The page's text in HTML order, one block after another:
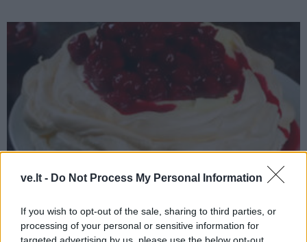
ve.lt - Do Not Process My Personal Information
If you wish to opt-out of the sale, sharing to third parties, or
processing of your personal or sensitive information for
targeted advertising by us, please use the below opt-out
Receptai 2026-04-02 06:54
Tortas „Balerinos sapnas“ su morengu: